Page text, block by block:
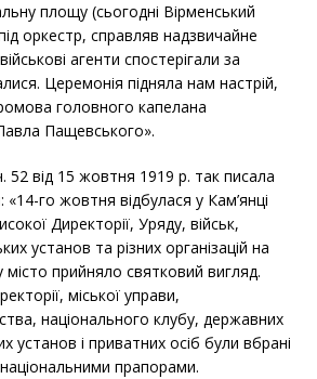
площу (сьогодні Вірменський
оркестр, справляв надзвичайне
агенти спостерігали за
Церемонія підняла нам настрій,
головного капелана
Пащевського».
52 від 15 жовтня 1919 р. так писала
«14-го жовтня відбулася у Кам’янці
Директорії, Уряду, військ,
установ та різних організацій на
місто прийняло святковий вигляд.
міської управи,
національного клубу, державних
установ і приватних осіб були вбрані
прапорами.